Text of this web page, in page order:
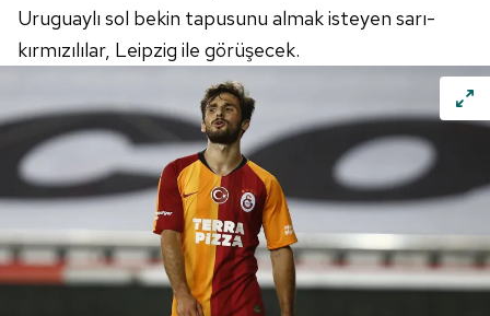
Uruguaylı sol bekin tapusunu almak isteyen sarı-
kırmızılılar, Leipzig ile görüşecek.